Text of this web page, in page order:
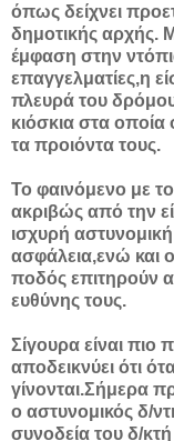
όπως δείχνει
δημοτικής αρχής.
έμφαση στην
επαγγελματίες,η
πλευρά του
κιόσκια στα οποία
τα προιόντα τους.
Το φαινόμενο με
ακριβώς από την
ισχυρή
ασφάλεια,ενώ και
ποδός επιτηρούν
ευθύνης τους.
Σίγουρα είναι πιο
αποδεικνύει ότι
γίνονται.Σήμερα
ο αστυνομικός δ/
συνοδεία του δ/